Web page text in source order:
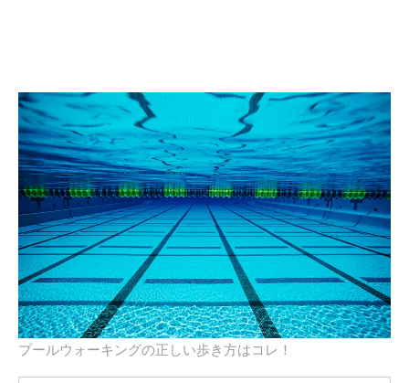
プールウォーキングの正しい歩き方はコレ！